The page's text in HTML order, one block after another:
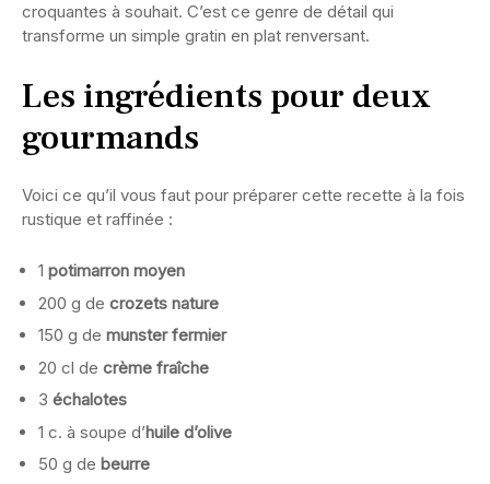
croquantes à souhait. C’est ce genre de détail qui
transforme un simple gratin en plat renversant.
Les ingrédients pour deux
gourmands
Voici ce qu’il vous faut pour préparer cette recette à la fois
rustique et raffinée :
1 potimarron moyen
200 g de crozets nature
150 g de munster fermier
20 cl de crème fraîche
3 échalotes
1 c. à soupe d’huile d’olive
50 g de beurre